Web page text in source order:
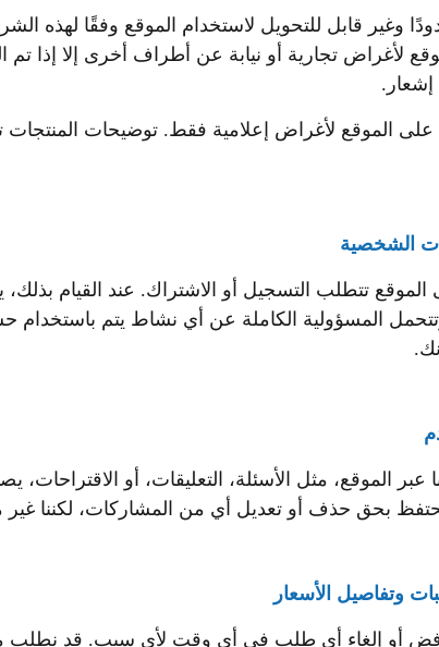
وغير قابل للتحويل لاستخدام الموقع وفقًا
لأغراض تجارية أو نيابة عن أطراف أخرى إلا إذا
الموقع لأغراض إعلامية فقط. توضيحات المنتجات
الشخصية
تتطلب التسجيل أو الاشتراك. عند القيام
المسؤولية الكاملة عن أي نشاط يتم
عبر الموقع، مثل الأسئلة، التعليقات، أو
بحق حذف أو تعديل أي من المشاركات، لكننا غير
وتفاصيل الأسعار
أو إلغاء أي طلب في أي وقت لأي سبب. قد نطلب